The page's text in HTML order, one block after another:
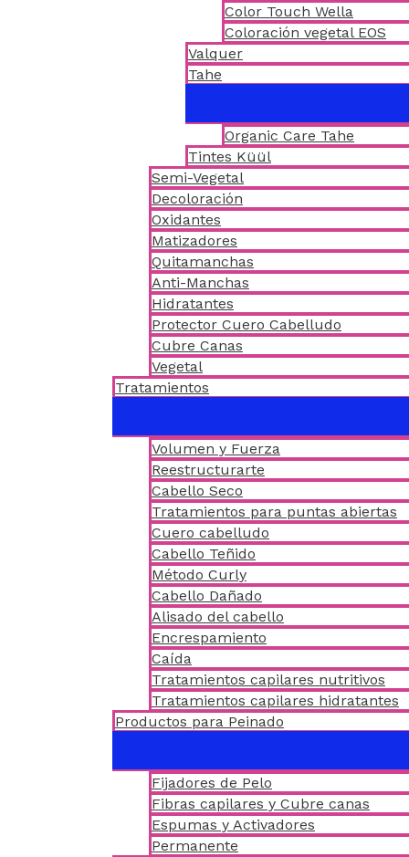
Color Touch Wella
Coloración vegetal EOS
Valquer
Tahe
Organic Care Tahe
Tintes Küül
Semi-Vegetal
Decoloración
Oxidantes
Matizadores
Quitamanchas
Anti-Manchas
Hidratantes
Protector Cuero Cabelludo
Cubre Canas
Vegetal
Tratamientos
Volumen y Fuerza
Reestructurarte
Cabello Seco
Tratamientos para puntas abiertas
Cuero cabelludo
Cabello Teñido
Método Curly
Cabello Dañado
Alisado del cabello
Encrespamiento
Caída
Tratamientos capilares nutritivos
Tratamientos capilares hidratantes
Productos para Peinado
Fijadores de Pelo
Fibras capilares y Cubre canas
Espumas y Activadores
Permanente